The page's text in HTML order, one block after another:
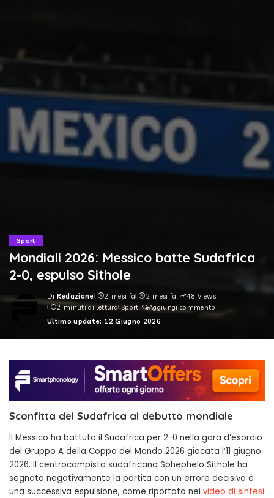
Sport
Mondiali 2026: Messico batte Sudafrica
2-0, espulso Sithole
Posted
by
Di Redazione 2 mesi fa 2 mesi fa
48 Views
2 minuti di lettura Sport
Aggiungi commento
Ultimo update: 12 Giugno 2026
Sconfitta del Sudafrica al debutto mondiale
Il Messico ha battuto il Sudafrica per 2-0 nella gara d’esordio
del Gruppo A della Coppa del Mondo 2026 giocata l’11 giugno
2026. Il centrocampista sudafricano Sphephelo Sithole ha
segnato negativamente la partita con un errore decisivo e
una successiva espulsione, come riportato nei video di sintesi